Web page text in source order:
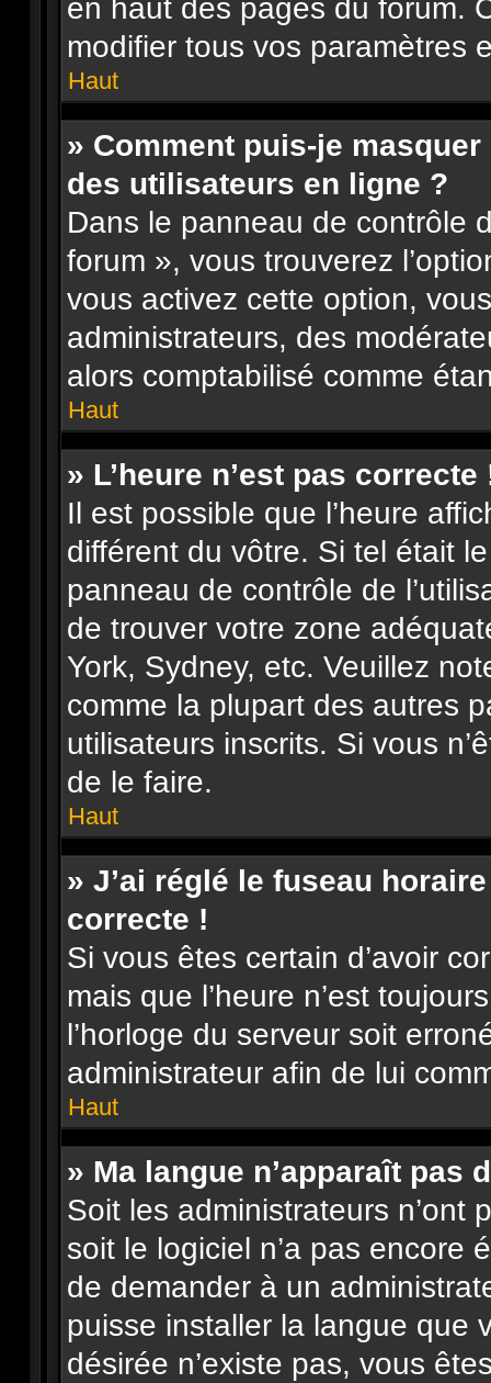
en haut des pages du forum.
modifier tous vos paramètres
Haut
» Comment puis-je
des utilisateurs en ligne ?
Dans le panneau de contrôle
forum », vous trouverez
vous activez cette option,
administrateurs, des
alors comptabilisé comme
Haut
» L’heure n’est pas correcte
Il est possible que l’heure
différent du vôtre. Si tel était
panneau de contrôle de
de trouver votre zone
York, Sydney, etc. Veuillez
comme la plupart des autres
utilisateurs inscrits. Si vous
de le faire.
Haut
» J’ai réglé le fuseau
correcte !
Si vous êtes certain d’avoir
mais que l’heure n’est
l’horloge du serveur soit
administrateur afin de lui
Haut
» Ma langue n’apparaît pas
Soit les administrateurs n’ont
soit le logiciel n’a pas encore
de demander à un
puisse installer la langue que
désirée n’existe pas, vous